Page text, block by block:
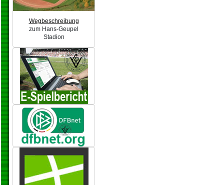
Wegbeschreibung
zum Hans-Geupel
Stadion